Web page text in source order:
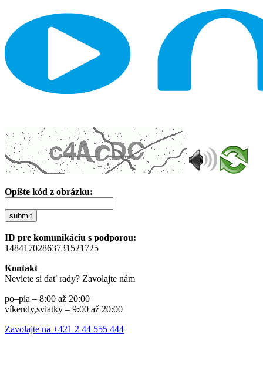
Opíšte kód z obrázku:
submit
ID pre komunikáciu s podporou:
14841702863731521725
Kontakt
Neviete si dať rady? Zavolajte nám
po–pia – 8:00 až 20:00
víkendy,sviatky – 9:00 až 20:00
Zavolajte na +421 2 44 555 444